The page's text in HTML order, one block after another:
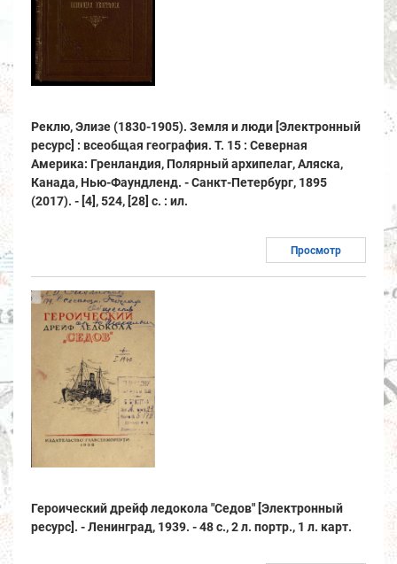
Реклю, Элизе (1830-1905). Земля и люди [Электронный
ресурс] : всеобщая география. Т. 15 : Северная
Америка: Гренландия, Полярный архипелаг, Аляска,
Канада, Нью-Фаундленд. - Санкт-Петербург, 1895
(2017). - [4], 524, [28] с. : ил.
Просмотр
Героический дрейф ледокола "Седов" [Электронный
ресурс]. - Ленинград, 1939. - 48 с., 2 л. портр., 1 л. карт.